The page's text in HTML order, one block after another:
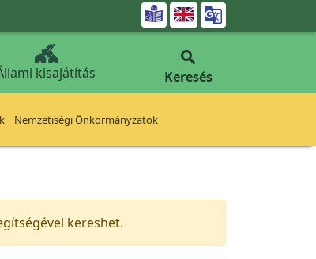

kisajátítás

Keresés
Nemzetiségi Önkormányzatok
kereshet.